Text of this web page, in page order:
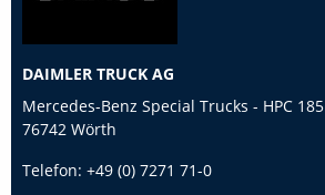
DAIMLER TRUCK AG
Mercedes-Benz Special Trucks - HPC 185
76742 Wörth
Telefon: +49 (0) 7271 71-0